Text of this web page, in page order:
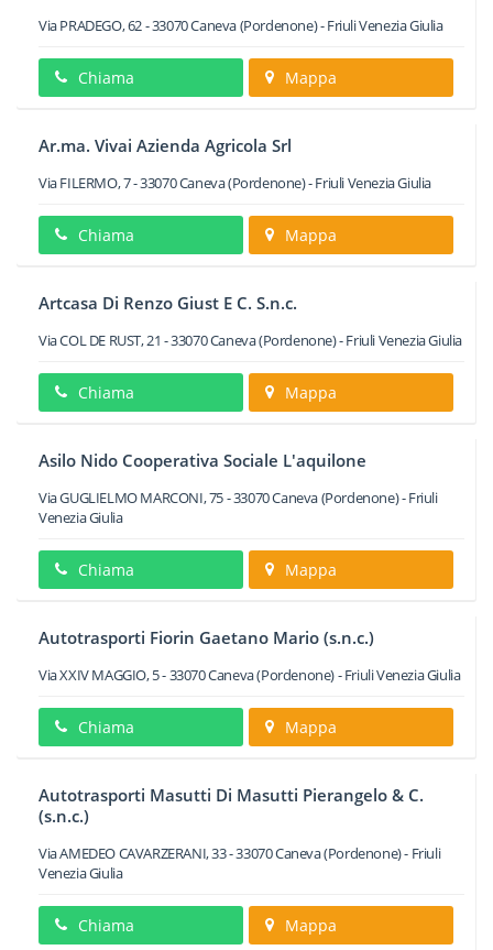
Via PRADEGO, 62-33070Caneva(Pordenone) -Friuli Venezia Giulia
Chiama Mappa
Ar.ma. Vivai Azienda Agricola Srl
Via FILERMO, 7-33070Caneva(Pordenone) -Friuli Venezia Giulia
Chiama Mappa
Artcasa Di Renzo Giust E C. S.n.c.
Via COL DE RUST, 21 -33070Caneva(Pordenone) -Friuli Venezia Giulia
Chiama Mappa
Asilo Nido Cooperativa Sociale L'aquilone
Via GUGLIELMO MARCONI, 75-33070Caneva(Pordenone) -Friuli
Venezia Giulia
Chiama Mappa
Autotrasporti Fiorin Gaetano Mario (s.n.c.)
Via XXIV MAGGIO, 5-33070Caneva(Pordenone) -Friuli Venezia Giulia
Chiama Mappa
Autotrasporti Masutti Di Masutti Pierangelo & C.
(s.n.c.)
Via AMEDEO CAVARZERANI, 33-33070Caneva(Pordenone) - Friuli
Venezia Giulia
Chiama Mappa